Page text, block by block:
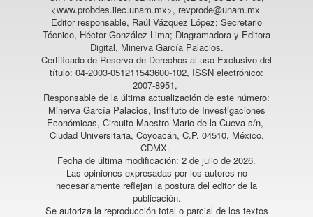
<www.probdes.iiec.unam.mx>, revprode@unam.mx
Editor responsable, Raúl Vázquez López; Secretario
Técnico, Héctor González Lima; Diagramadora y Editora
Digital, Minerva García Palacios.
Certificado de Reserva de Derechos al uso Exclusivo del
título: 04-2003-051211543600-102, ISSN electrónico:
2007-8951,
Responsable de la última actualización de este número:
Minerva García Palacios, Instituto de Investigaciones
Económicas, Circuito Maestro Mario de la Cueva s/n,
Ciudad Universitaria, Coyoacán, C.P. 04510, México,
CDMX.
Fecha de última modificación: 2 de julio de 2026.
Las opiniones expresadas por los autores no
necesariamente reflejan la postura del editor de la
publicación.
Se autoriza la reproducción total o parcial de los textos